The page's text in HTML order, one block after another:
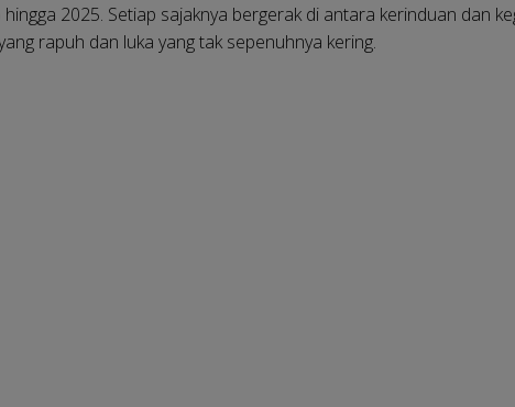
2025. Setiap sajaknya bergerak di antara kerinduan dan
rapuh dan luka yang tak sepenuhnya kering.